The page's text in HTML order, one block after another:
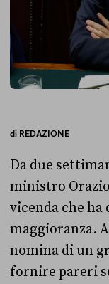
di REDAZIONE
Da due
ministro
vicenda che
maggioranza.
nomina di un
fornire pareri